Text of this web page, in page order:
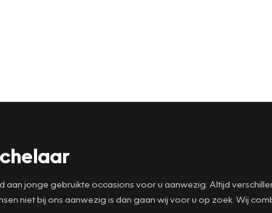
aan jonge gebruikte occasions voor u aanwezig. Altijd
niet bij ons aanwezig is dan gaan wij voor u op zoek. Wij